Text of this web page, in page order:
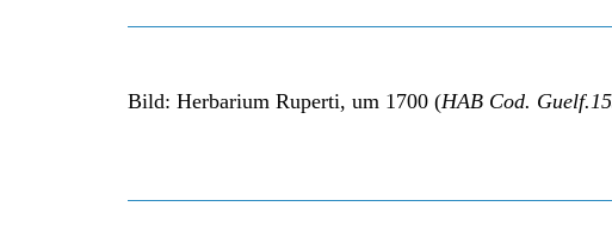
Bild: Herbarium Ruperti, um 1700 (HAB Cod.